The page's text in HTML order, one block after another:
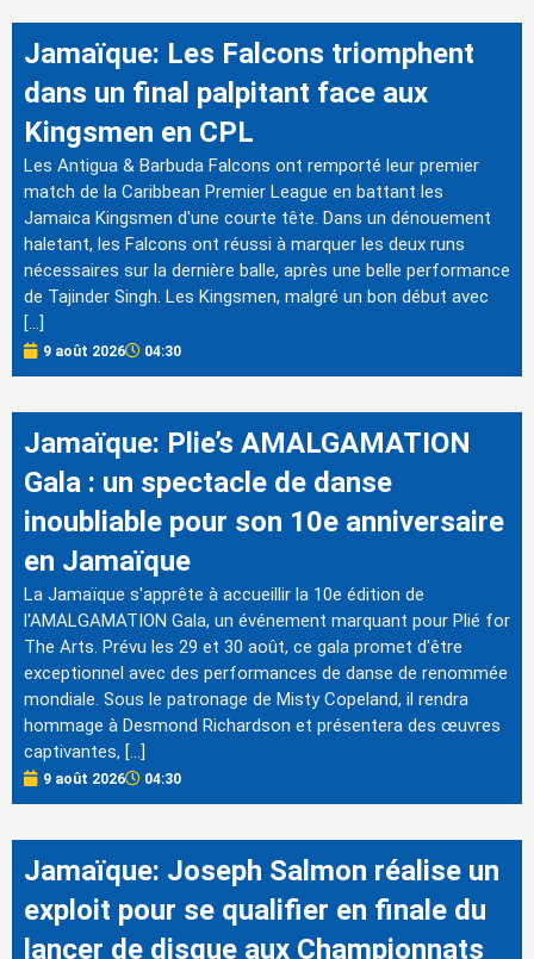
Jamaïque: Les Falcons triomphent
dans un final palpitant face aux
Kingsmen en CPL
Les Antigua & Barbuda Falcons ont remporté leur premier
match de la Caribbean Premier League en battant les
Jamaica Kingsmen d'une courte tête. Dans un dénouement
haletant, les Falcons ont réussi à marquer les deux runs
nécessaires sur la dernière balle, après une belle performance
de Tajinder Singh. Les Kingsmen, malgré un bon début avec
[…]
9 août 2026 04:30
Jamaïque: Plie’s AMALGAMATION
Gala : un spectacle de danse
inoubliable pour son 10e anniversaire
en Jamaïque
La Jamaïque s'apprête à accueillir la 10e édition de
l'AMALGAMATION Gala, un événement marquant pour Plié for
The Arts. Prévu les 29 et 30 août, ce gala promet d'être
exceptionnel avec des performances de danse de renommée
mondiale. Sous le patronage de Misty Copeland, il rendra
hommage à Desmond Richardson et présentera des œuvres
captivantes, […]
9 août 2026 04:30
Jamaïque: Joseph Salmon réalise un
exploit pour se qualifier en finale du
lancer de disque aux Championnats